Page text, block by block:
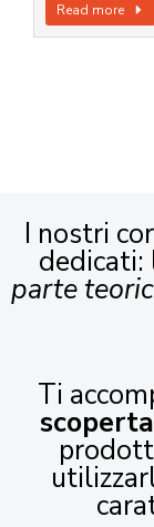
Read more
I nostri
dedicati:
parte
Ti
scoperta